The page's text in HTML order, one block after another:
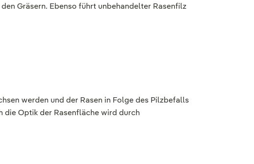
den Gräsern. Ebenso führt unbehandelter Rasenfilz
werden und der Rasen in Folge des Pilzbefalls
die Optik der Rasenfläche wird durch